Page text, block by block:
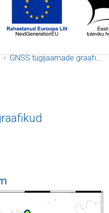
GNSS tugijaamade graafikud